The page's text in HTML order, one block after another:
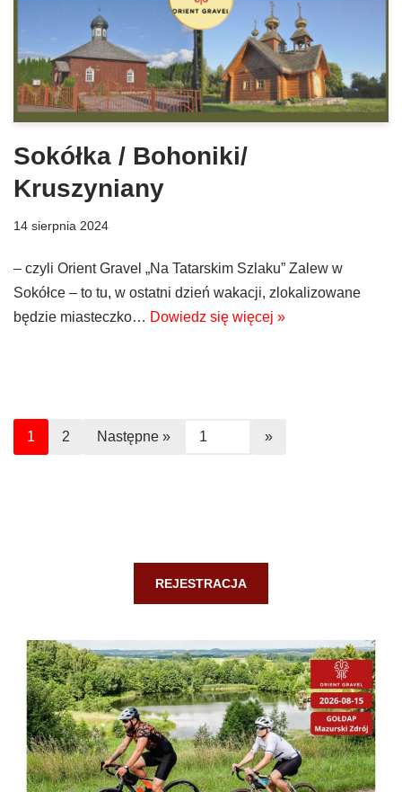
Sokółka / Bohoniki/
Kruszyniany
14 sierpnia 2024
– czyli Orient Gravel „Na Tatarskim Szlaku” Zalew w
Sokółce – to tu, w ostatni dzień wakacji, zlokalizowane
będzie miasteczko… Dowiedz się więcej »
1 2 Następne »
REJESTRACJA